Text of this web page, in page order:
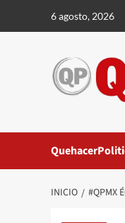
6 agosto, 2026
INICIO #QPMX